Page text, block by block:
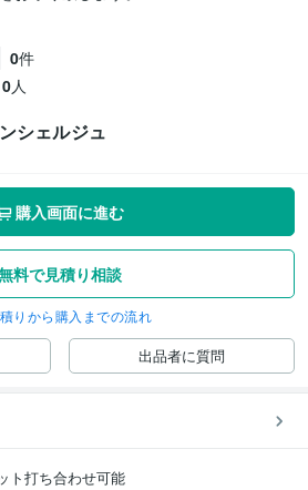
0件
0人
シェルジュ
購入画面に進む
料で見積り相談
りから購入までの流れ
出品者に質問
ト打ち合わせ可能